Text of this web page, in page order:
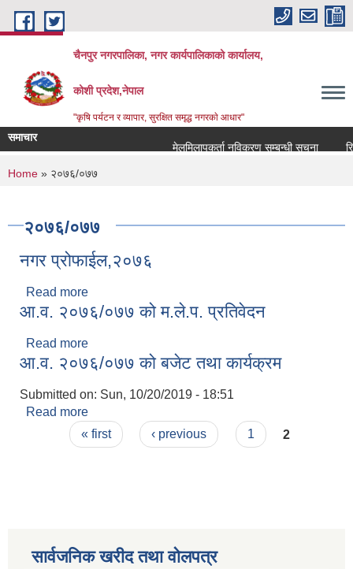
Skip to main content
चैनपुर नगरपालिका, नगर कार्यपालिकाको कार्यालय,
कोशी प्रदेश,नेपाल
"कृषि पर्यटन र व्यापार, सुरक्षित समृद्ध नगरकाे आधार"
समाचार
मेलमिलापकर्ता नविकरण सम्बन्धी सूचना
You are here
Home » २०७६/०७७
२०७६/०७७
नगर प्रोफाईल,२०७६
Read more
आ.व. २०७६/०७७ को म.ले.प. प्रतिवेदन
Read more
आ.व. २०७६/०७७ को बजेट तथा कार्यक्रम
Submitted on: Sun, 10/20/2019 - 18:51
Read more
Pages« first ‹ previous 1 2
सार्वजनिक खरीद तथा वाेलपत्र